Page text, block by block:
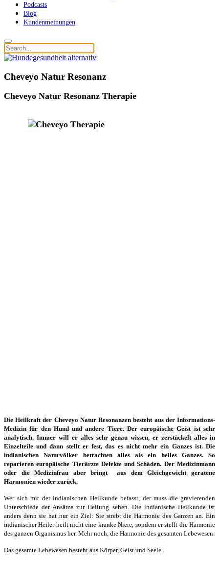
Podcasts
Blog
Kundenmeinungen
Cheveyo Natur Resonanz
Cheveyo Natur Resonanz Therapie
Die Heilkraft der Cheveyo Natur Resonanzen besteht aus der Informations-
Medizin für den Hund und andere Tiere. Der europäische Geist ist sehr
analytisch. Immer will er alles sehr genau wissen, er zerstückelt alles in
Einzelteile und dann stellt er fest, das es nicht mehr ein Ganzes ist. Die
indianischen Naturvölker betrachten alles als ein heiles Ganzes. So
reparieren europäische Tierärzte Defekte und Schäden. Der Medizinmann
oder die Medizinfrau aber bringt aus dem Gleichgewicht geratene
Harmonien wieder zurück.
Wer sich mit der indianischen Heilkunde befasst, der muss die gravierenden
Unterschiede der Ansätze zur Heilung sehen. Die indianische Heilkunde ist
anders denn sie hat nur ein Ziel: Sie strebt die Harmonie des Ganzen an. Ein
indianischer Heiler heilt nicht eine kranke Niere, sondern er stellt die Harmonie
des ganzen Organismus her. Mehr noch, die Harmonie des gesamten Lebewesen.
Das gesamte Lebewesen besteht aus Körper, Geist und Seele.